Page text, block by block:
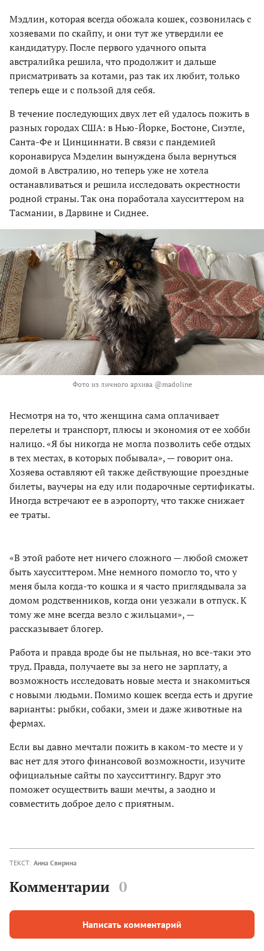
Мэдлин, которая всегда обожала кошек, созвонилась с
хозяевами по скайпу, и они тут же утвердили ее
кандидатуру. После первого удачного опыта
австралийка решила, что продолжит и дальше
присматривать за котами, раз так их любит, только
теперь еще и с пользой для себя.
В течение последующих двух лет ей удалось пожить в
разных городах США: в Нью-Йорке, Бостоне, Сиэтле,
Санта-Фе и Цинциннати. В связи с пандемией
коронавируса Мэделин вынуждена была вернуться
домой в Австралию, но теперь уже не хотела
останавливаться и решила исследовать окрестности
родной страны. Так она поработала хаусситтером на
Тасмании, в Дарвине и Сиднее.
Фото из личного архива @madoline
Несмотря на то, что женщина сама оплачивает
перелеты и транспорт, плюсы и экономия от ее хобби
налицо. «Я бы никогда не могла позволить себе отдых
в тех местах, в которых побывала», — говорит она.
Хозяева оставляют ей также действующие проездные
билеты, ваучеры на еду или подарочные сертификаты.
Иногда встречают ее в аэропорту, что также снижает
ее траты.
«В этой работе нет ничего сложного — любой сможет
быть хаусситтером. Мне немного помогло то, что у
меня была когда-то кошка и я часто приглядывала за
домом родственников, когда они уезжали в отпуск. К
тому же мне всегда везло с жильцами», —
рассказывает блогер.
Работа и правда вроде бы не пыльная, но все-таки это
труд. Правда, получаете вы за него не зарплату, а
возможность исследовать новые места и знакомиться
с новыми людьми. Помимо кошек всегда есть и другие
варианты: рыбки, собаки, змеи и даже животные на
фермах.
Если вы давно мечтали пожить в каком-то месте и у
вас нет для этого финансовой возможности, изучите
официальные сайты по хаусситтингу. Вдруг это
поможет осуществить ваши мечты, а заодно и
совместить доброе дело с приятным.
ТЕКСТ: Анна Свирина
Комментарии 0
Написать комментарий